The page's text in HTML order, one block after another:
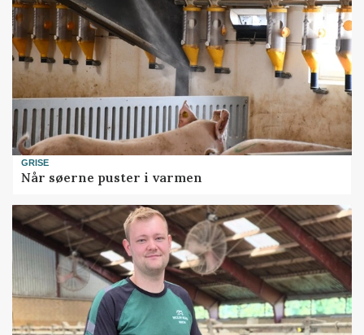
GRISE
Når søerne puster i varmen